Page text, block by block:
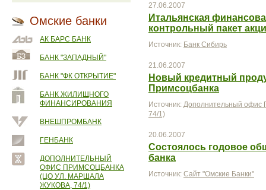
Омские банки
АК БАРС БАНК
БАНК "ЗАПАДНЫЙ"
БАНК "ФК ОТКРЫТИЕ"
БАНК ЖИЛИЩНОГО
ФИНАНСИРОВАНИЯ
ВНЕШПРОМБАНК
ГЕНБАНК
ДОПОЛНИТЕЛЬНЫЙ
ОФИС ПРИМСОЦБАНКА
(ЦО УЛ. МАРШАЛА
ЖУКОВА, 74/1)
27.06.2007
Итальянская
контрольный пакет
Источник: Банк Сибирь
21.06.2007
Новый кредитный
Примсоцбанка
Источник: Дополнительный офис
74/1)
20.06.2007
Состоялось годовое
банка
Источник: Сайт "Омские Банки"